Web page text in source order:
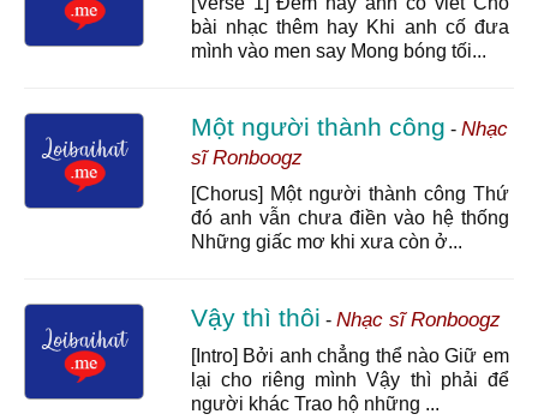
bài nhạc thêm hay Khi anh cố đưa
mình vào men say Mong bóng tối...
Một người thành công - Nhạc
sĩ Ronboogz
[Chorus] Một người thành công Thứ
đó anh vẫn chưa điền vào hệ thống
Những giấc mơ khi xưa còn ở...
Vậy thì thôi - Nhạc sĩ Ronboogz
[Intro] Bởi anh chẳng thể nào Giữ em
lại cho riêng mình Vậy thì phải để
người khác Trao hộ những ...